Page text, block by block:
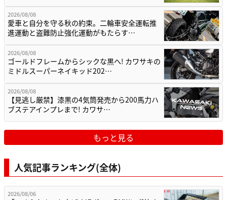
2026/08/08
愛車と自分を守る秋の約束。二輪車安全運転推
進運動と盗難防止強化運動がもたらす…
2026/08/08
ゴールドフレームからシックな黒へ! カワサキの
ミドルスーパーネイキッド202…
2026/08/08
【見逃し厳禁】漆黒の4気筒発売から200馬力ハ
ブステアインプレまで! カワサ…
もっと見る
人気記事ランキング(全体)
2026/08/06